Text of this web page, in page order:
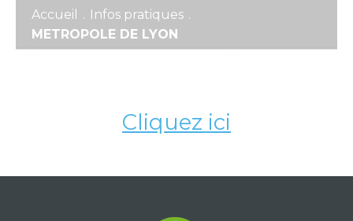
Accueil . Infos pratiques .
METROPOLE DE LYON
Cliquez ici